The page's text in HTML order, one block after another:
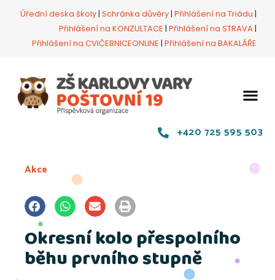
Úřední deska školy| Schránka důvěry| Přihlášení na Triádu |
Přihlášení na KONZULTACE | Přihlášení na STRAVA|
Přihlášení na CVIČEBNICEONLINE | Přihlášení na BAKALÁŘE
+420 725 595 503
Akce
Okresní kolo přespolního
běhu prvního stupně